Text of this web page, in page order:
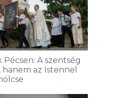
A szentség
az Istennel